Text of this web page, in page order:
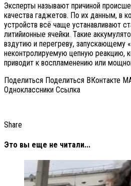
Эксперты называют причиной
качества гаджетов. По их данным, в
устройств всё чаще устанавливают
литийионные ячейки. Такие
вздутию и перегреву, запускающему
неконтролируемую цепную реакцию,
приводит к воспламенению или
Поделиться Поделиться ВКонтакте
Одноклассники Cсылка
Share
Это вы еще не читали...